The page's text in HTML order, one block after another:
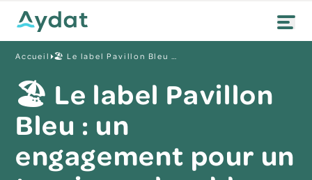
Accueil 🏖️ Le label Pavillon Bleu : un engagement pour un tourisme durable
🏖️ Le label Pavillon
Bleu : un
engagement pour un